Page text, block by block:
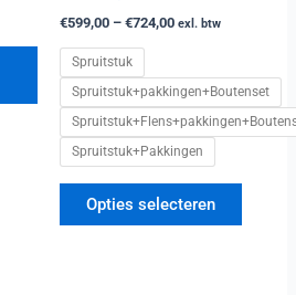
€599,00 – €724,00 exl. btw
Spruitstuk
Spruitstuk+pakkingen+Boutenset
Spruitstuk+Pakkingen
Opties selecteren